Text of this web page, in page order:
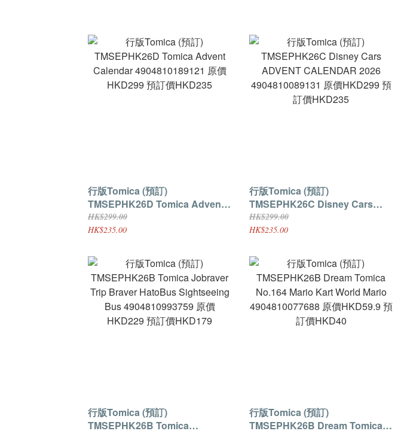
行版Tomica (預訂)
TMSEPHK26D Tomica Advent
Calendar 4904810189121 原價
HKD299 預訂價HKD235
HK$299.00
HK$235.00
行版Tomica (預訂)
TMSEPHK26C Disney Cars
ADVENT CALENDAR 2026
4904810089131 原價HKD299 預
HK$299.00
HK$235.00
行版Tomica (預訂)
TMSEPHK26B Tomica
行版Tomica (預訂)
TMSEPHK26B Dream Tomica